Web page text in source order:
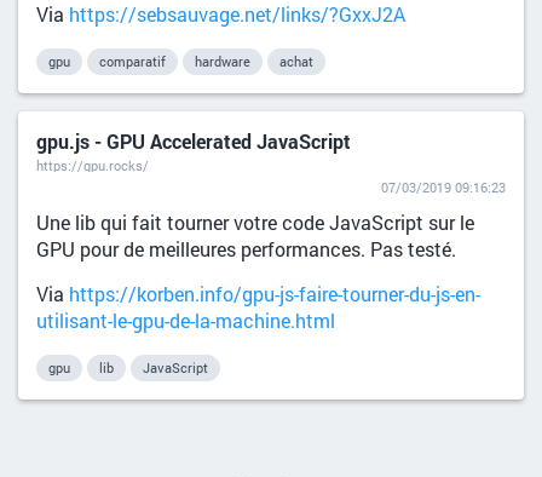
Via https://sebsauvage.net/links/?GxxJ2A
gpu comparatif hardware achat
gpu.js - GPU Accelerated JavaScript
https://gpu.rocks/
07/03/2019 09:16:23
Une lib qui fait tourner votre code JavaScript sur le
GPU pour de meilleures performances. Pas testé.
Via https://korben.info/gpu-js-faire-tourner-du-js-en-
utilisant-le-gpu-de-la-machine.html
gpu lib JavaScript